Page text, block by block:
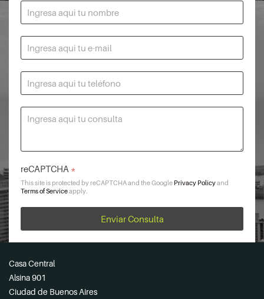
reCAPTCHA *
This site is protected by reCAPTCHA and the Google Privacy Policyand
Terms of Serviceapply.
Enviar Consulta
Casa Central
Alsina 901
Ciudad de Buenos Aires